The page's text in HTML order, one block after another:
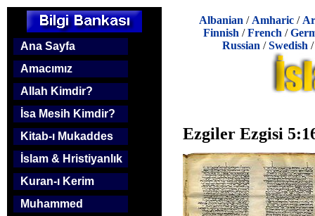
Ana Sayfa
Amacımız
Allah Kimdir?
İsa Mesih Kimdir?
Kitab-ı Mukaddes
İslam & Hristiyanlık
Kuran-ı Kerim
Muhammed
Albanian / Amharic/
Finnish /French /
Russian /Swedish
Ezgiler Ezgisi